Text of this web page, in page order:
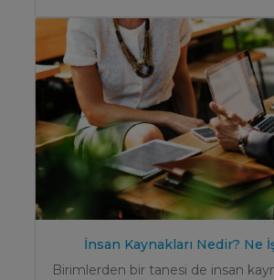
İnsan Kaynakları Nedir? Ne
Birimlerden bir tanesi de insan